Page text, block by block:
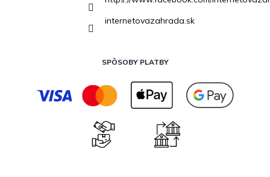
internetovazahrada.sk
SPÔSOBY PLATBY